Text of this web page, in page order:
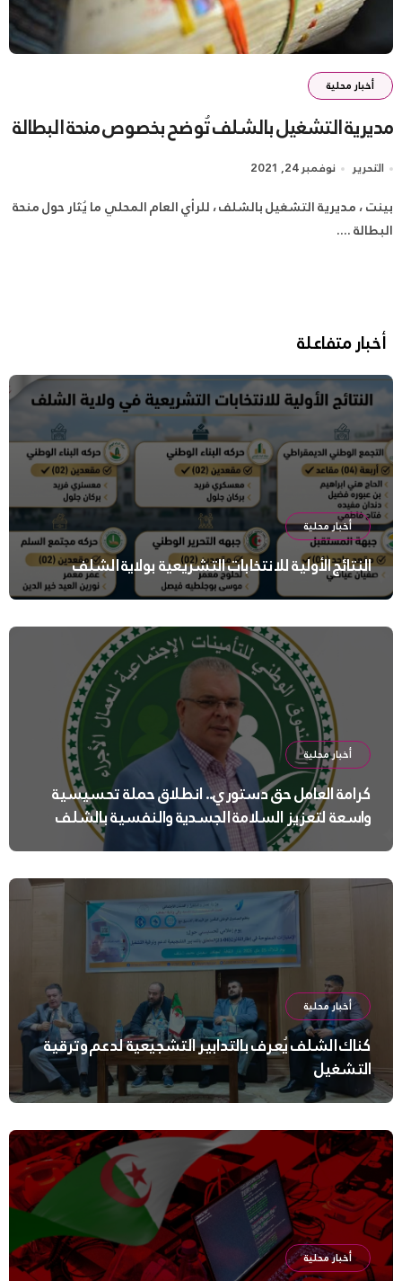
أخبار محلية
مديرية التشغيل بالشلف تُوضح بخصوص منحة البطالة
التحرير نوفمبر 24, 2021
بينت ، مديرية التشغيل بالشلف ، للرأي العام المحلي ما يُثار حول منحة
البطالة ....
أخبار متفاعلة
أخبار محلية
النتائج الأولية للانتخابات التشريعية بولاية الشلف
أخبار محلية
كرامة العامل حق دستوري.. انطلاق حملة تحسيسية
واسعة لتعزيز السلامة الجسدية والنفسية بالشلف
أخبار محلية
كناك الشلف يُعرف بالتدابير التشجيعية لدعم وترقية
التشغيل
أخبار محلية